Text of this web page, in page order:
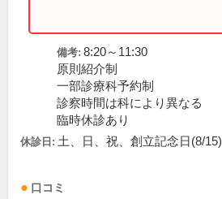
備考: 8:20～11:30
原則紹介制
一部診療科予約制
診察時間は科により異なる
臨時休診あり
休診日: 土、日、祝、創立記念日(8/15)
口コミ